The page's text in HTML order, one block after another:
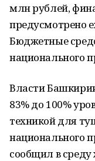
млн рублей,
предусмотрено
Бюджетные
национального
Власти
83% до 100%
техникой для
национального
сообщил в